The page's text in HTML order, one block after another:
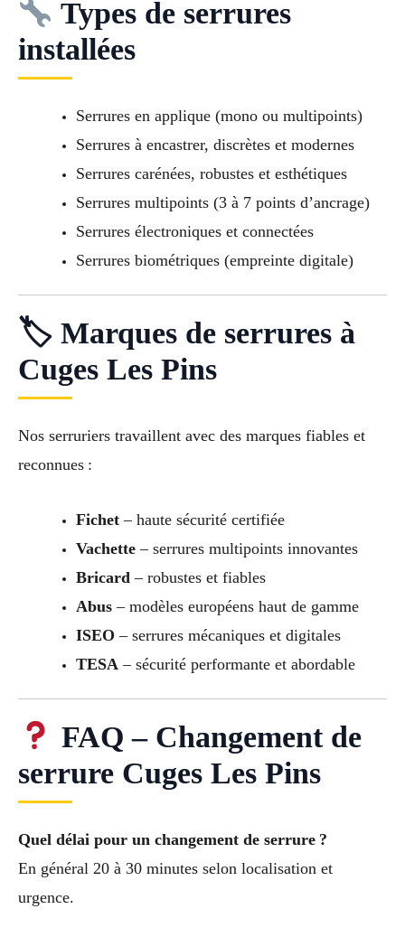
Types de serrures
installées
Serrures en applique (mono ou multipoints)
Serrures à encastrer, discrètes et modernes
Serrures carénées, robustes et esthétiques
Serrures multipoints (3 à 7 points d’ancrage)
Serrures électroniques et connectées
Serrures biométriques (empreinte digitale)
🏷 Marques de serrures à
Cuges Les Pins
Nos serruriers travaillent avec des marques fiables et
reconnues :
Fichet– haute sécurité certifiée
Vachette– serrures multipoints innovantes
Bricard – robustes et fiables
Abus– modèles européens haut de gamme
ISEO – serrures mécaniques et digitales
TESA – sécurité performante et abordable
FAQ – Changement de
serrure Cuges Les Pins
Quel délai pour un changement de serrure ?
En général 20 à 30 minutes selon localisation et
urgence.